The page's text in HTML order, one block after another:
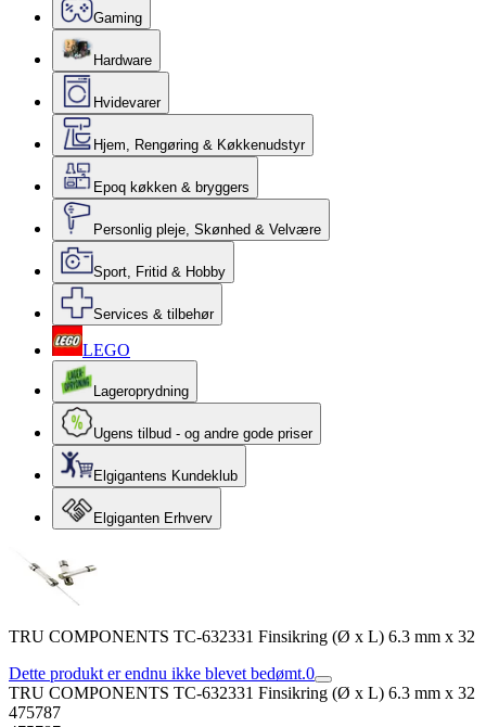
Gaming
Hardware
Hvidevarer
Hjem, Rengøring & Køkkenudstyr
Epoq køkken & bryggers
Personlig pleje, Skønhed & Velvære
Sport, Fritid & Hobby
Services & tilbehør
LEGO
Lageroprydning
Ugens tilbud - og andre gode priser
Elgigantens Kundeklub
Elgiganten Erhverv
TRU COMPONENTS TC-632331 Finsikring (Ø x L) 6.3 mm x 32
Dette produkt er endnu ikke blevet bedømt.0
TRU COMPONENTS TC-632331 Finsikring (Ø x L) 6.3 mm x 32
475787